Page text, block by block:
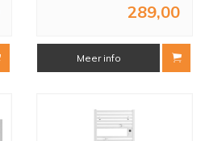
289,00
Meer info